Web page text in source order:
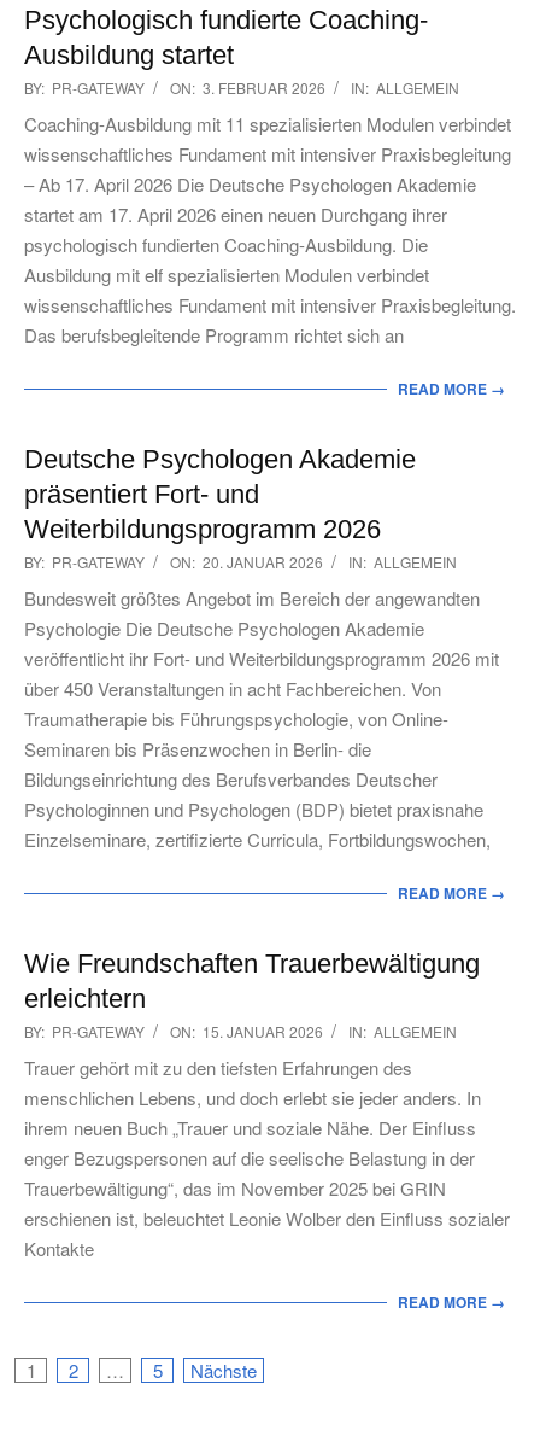
Psychologisch fundierte Coaching-
Ausbildung startet
2026-
02-
03
BY: PR-GATEWAY ON: 3. FEBRUAR 2026 IN: ALLGEMEIN
Coaching-Ausbildung mit 11 spezialisierten Modulen verbindet
wissenschaftliches Fundament mit intensiver Praxisbegleitung
– Ab 17. April 2026 Die Deutsche Psychologen Akademie
startet am 17. April 2026 einen neuen Durchgang ihrer
psychologisch fundierten Coaching-Ausbildung. Die
Ausbildung mit elf spezialisierten Modulen verbindet
wissenschaftliches Fundament mit intensiver Praxisbegleitung.
Das berufsbegleitende Programm richtet sich an
READ MORE →
Deutsche Psychologen Akademie
präsentiert Fort- und
Weiterbildungsprogramm 2026
2026-
01-
20
BY: PR-GATEWAY ON: 20. JANUAR 2026 IN: ALLGEMEIN
Bundesweit größtes Angebot im Bereich der angewandten
Psychologie Die Deutsche Psychologen Akademie
veröffentlicht ihr Fort- und Weiterbildungsprogramm 2026 mit
über 450 Veranstaltungen in acht Fachbereichen. Von
Traumatherapie bis Führungspsychologie, von Online-
Seminaren bis Präsenzwochen in Berlin- die
Bildungseinrichtung des Berufsverbandes Deutscher
Psychologinnen und Psychologen (BDP) bietet praxisnahe
Einzelseminare, zertifizierte Curricula, Fortbildungswochen,
READ MORE →
Wie Freundschaften Trauerbewältigung
erleichtern
2026-
01-
15
BY: PR-GATEWAY ON: 15. JANUAR 2026 IN: ALLGEMEIN
Trauer gehört mit zu den tiefsten Erfahrungen des
menschlichen Lebens, und doch erlebt sie jeder anders. In
ihrem neuen Buch „Trauer und soziale Nähe. Der Einfluss
enger Bezugspersonen auf die seelische Belastung in der
Trauerbewältigung“, das im November 2025 bei GRIN
erschienen ist, beleuchtet Leonie Wolber den Einfluss sozialer
Kontakte
READ MORE →
Seitennummerierung
1 2 … 5 Nächste